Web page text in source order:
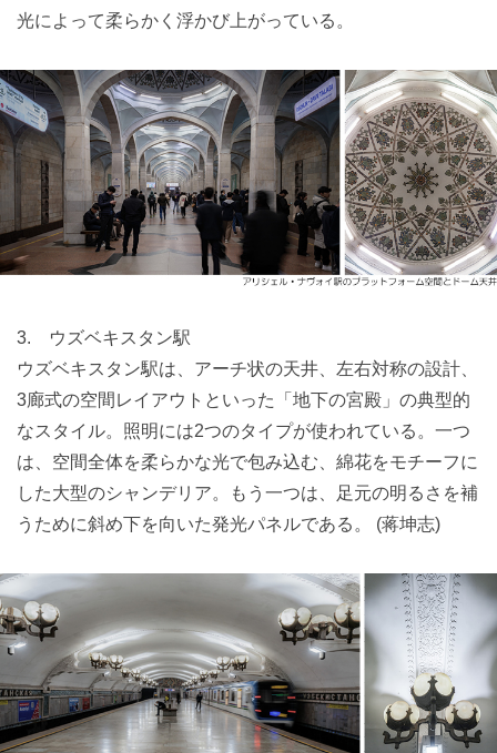
光によって柔らかく浮かび上がっている。
3. ウズベキスタン駅
ウズベキスタン駅は、アーチ状の天井、左右対称の設計、
3廊式の空間レイアウトといった「地下の宮殿」の典型的
なスタイル。照明には2つのタイプが使われている。一つ
は、空間全体を柔らかな光で包み込む、綿花をモチーフに
した大型のシャンデリア。もう一つは、足元の明るさを補
うために斜め下を向いた発光パネルである。 (蒋坤志)